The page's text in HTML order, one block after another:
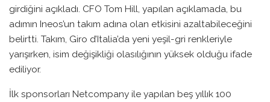
girdiğini açıkladı. CFO Tom Hill, yapılan açıklamada, bu
adımın Ineos’un takım adına olan etkisini azaltabileceğini
belirtti. Takım, Giro d’Italia’da yeni yeşil-gri renkleriyle
yarışırken, isim değişikliği olasılığının yüksek olduğu ifade
ediliyor.
İlk sponsorları Netcompany ile yapılan beş yıllık 100